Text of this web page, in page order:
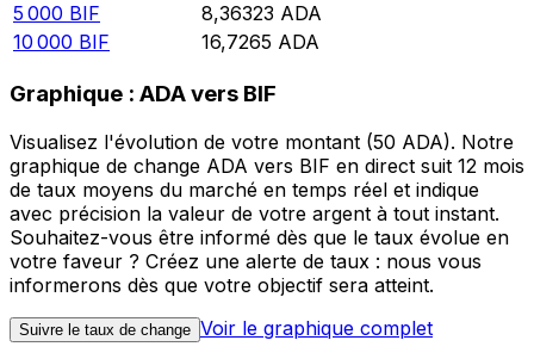
5 000 BIF 8,36323 ADA
10 000 BIF 16,7265 ADA
Graphique : ADA vers BIF
Visualisez l'évolution de votre montant (50 ADA). Notre
graphique de change ADA vers BIF en direct suit 12 mois
de taux moyens du marché en temps réel et indique
avec précision la valeur de votre argent à tout instant.
Souhaitez-vous être informé dès que le taux évolue en
votre faveur ? Créez une alerte de taux : nous vous
informerons dès que votre objectif sera atteint.
Suivre le taux de change Voir le graphique complet